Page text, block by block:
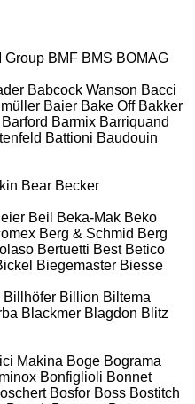
Group BMF BMS BOMAG
Babcock Wanson Bacci
Baier Bake Off Bakker
Barford Barmix Barriquand
Battioni Baudouin
Bear Becker
Beil Beka-Mak Beko
Berg & Schmid Berg
Bertuetti Best Betico
Biegemaster Biesse
Billhöfer Billion Biltema
Blackmer Blagdon Blitz
Makina Boge Bograma
Bonfiglioli Bonnet
Bosfor Boss Bostitch